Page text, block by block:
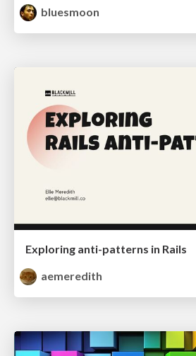
bluesmoon
Exploring anti-patterns in Rails
aemeredith